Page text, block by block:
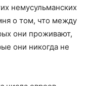
немусульманских
о том, что между
они проживают,
они никогда не